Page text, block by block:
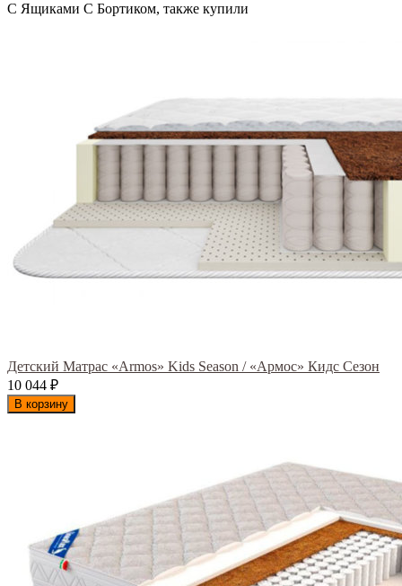
С Ящиками С Бортиком, также купили
Детский Матрас «Armos» Kids Season / «Армос» Кидс Сезон
10 044 ₽
В корзину